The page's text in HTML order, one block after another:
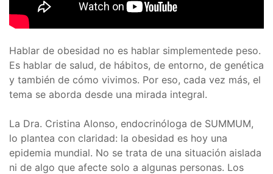
Hablar de obesidad no es hablar simplementede peso.
Es hablar de salud, de hábitos, de entorno, de genética
y también de cómo vivimos. Por eso, cada vez más, el
tema se aborda desde una mirada integral.
La Dra. Cristina Alonso, endocrinóloga de SUMMUM,
lo plantea con claridad: la obesidad es hoy una
epidemia mundial. No se trata de una situación aislada
ni de algo que afecte solo a algunas personas. Los